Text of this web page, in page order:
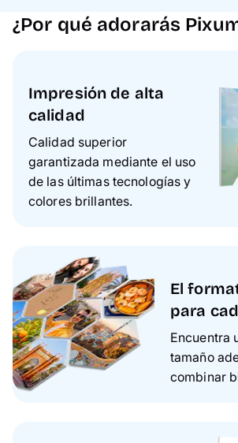
¿Por qué adorarás
Impresión de alta
calidad
Calidad superior
garantizada mediante el uso
de las últimas tecnologías y
colores brillantes.
El
para
Encuentra
tamaño
combinar